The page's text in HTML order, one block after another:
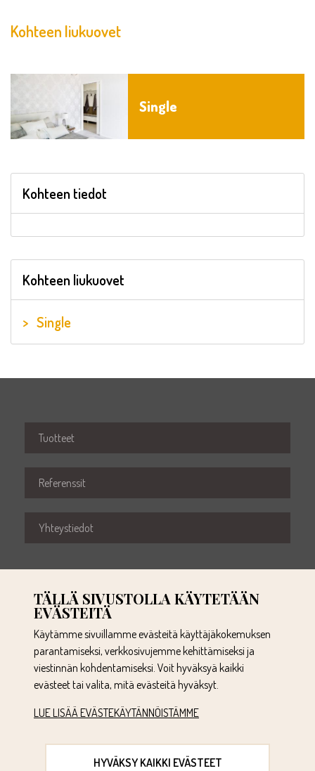
Kohteen liukuovet
Single
Kohteen tiedot
Kohteen liukuovet
Single
TÄLLÄ SIVUSTOLLA KÄYTETÄÄN
EVÄSTEITÄ
Käytämme sivuillamme evästeitä käyttäjäkokemuksen
parantamiseksi, verkkosivujemme kehittämiseksi ja
viestinnän kohdentamiseksi. Voit hyväksyä kaikki
evästeet tai valita, mitä evästeitä hyväksyt.
LUE LISÄÄ EVÄSTEKÄYTÄNNÖISTÄMME
HYVÄKSY KAIKKI EVÄSTEET
Tuotteet
Referenssit
Yhteystiedot
010 281 4114
myynti@raitatuote.fi
03101 Nummela
TIETOSUOJA-ASETUKSESI